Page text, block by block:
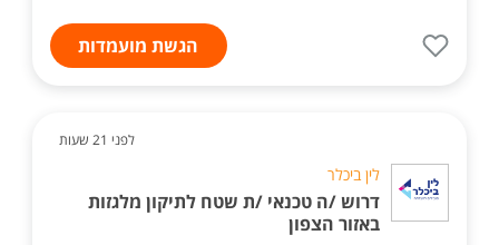
הגשת מועמדות
לפני 21 שעות
לין ביכלר
דרוש /ה טכנאי /ת שטח לתיקון מלגזות
באזור הצפון